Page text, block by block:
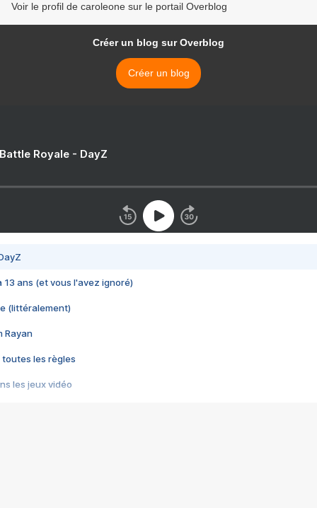
Voir le profil de caroleone sur le portail Overblog
Créer un blog sur Overblog
Créer un blog
Royale - DayZ
13 ans (et vous l'avez ignoré)
(littéralement)
Rayan
toutes les règles
les jeux vidéo